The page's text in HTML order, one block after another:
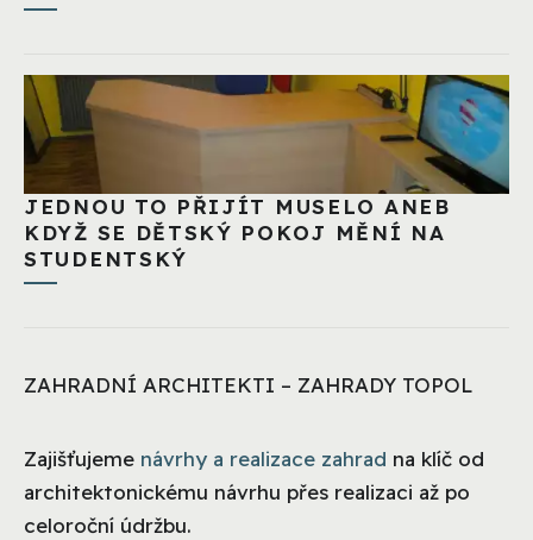
JEDNOU TO PŘIJÍT MUSELO ANEB
KDYŽ SE DĚTSKÝ POKOJ MĚNÍ NA
STUDENTSKÝ
ZAHRADNÍ ARCHITEKTI – ZAHRADY TOPOL
Zajišťujeme návrhy a realizace zahrad na klíč od
architektonickému návrhu přes realizaci až po
celoroční údržbu.